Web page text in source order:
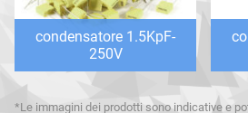
condensatore 1.5KpF-
250V
*Le immagini dei prodotti sono indicative e